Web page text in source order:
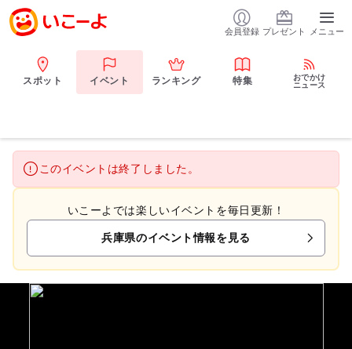
会員登録 プレゼント メニュー
スポット イベント ランキング 特集
おでかけ
ニュース
このイベントは終了しました。
いこーよでは楽しいイベントを毎日更新！
兵庫県のイベント情報を見る